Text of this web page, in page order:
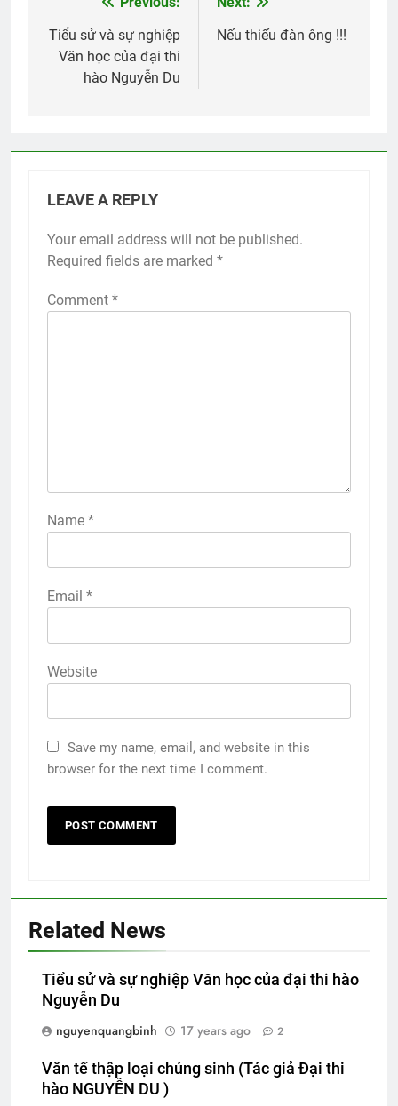
navigation
Tiểu sử và sự nghiệp
Văn học của đại thi
hào Nguyễn Du
Nếu thiếu đàn ông !!!
LEAVE A REPLY
Your email address will not be published.
Required fields are marked *
Comment *
Name *
Email *
Website
Save my name, email, and website in this
browser for the next time I comment.
Related News
Tiểu sử và sự nghiệp Văn học của đại thi hào
Nguyễn Du
nguyenquangbinh
17 years ago 2
Văn tế thập loại chúng sinh (Tác giả Đại thi
hào NGUYỄN DU )